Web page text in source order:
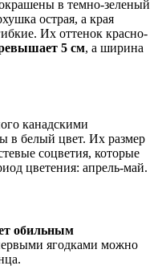
в темно-зеленый
острая, а края
Их оттенок красно-
5 см, а ширина
канадскими
в белый цвет. Их размер
соцветия, которые
цветения: апрель-май.
обильным
ягодками можно